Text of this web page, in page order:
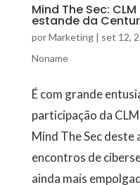
Mind The Sec:
estande da
porMarketing| set 12,
Noname
É com grande
participação da
Mind The Sec deste
encontros de
ainda mais